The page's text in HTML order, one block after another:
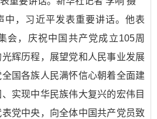
中，习近平发表重要讲话。他表
会，庆祝中国共产党成立105周
辉历程，展望党和人民事业发展
国各族人民满怀信心朝着全面建
实现中华民族伟大复兴的宏伟目
党中央，向全体中国共产党员致